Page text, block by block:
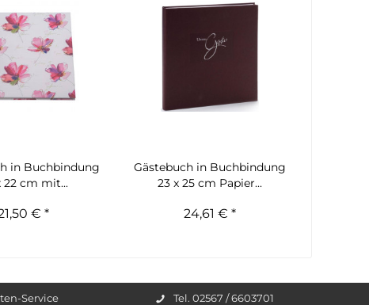
in Buchbindung
22 cm mit...
€ *
Gästebuch in Buchbindung
23 x 25 cm Papier...
24,61 € *
Service Tel. 02567 / 6603701